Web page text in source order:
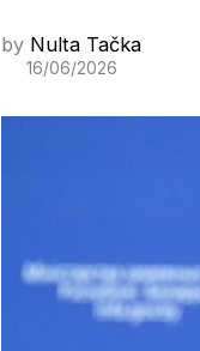
by Nulta Tačka
16/06/2026